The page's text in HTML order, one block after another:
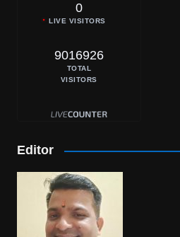
0
LIVE VISITORS
9016926
TOTAL
VISITORS
Editor